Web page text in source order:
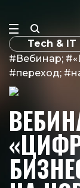
Tech & IT
#Вебинар;
#переход;